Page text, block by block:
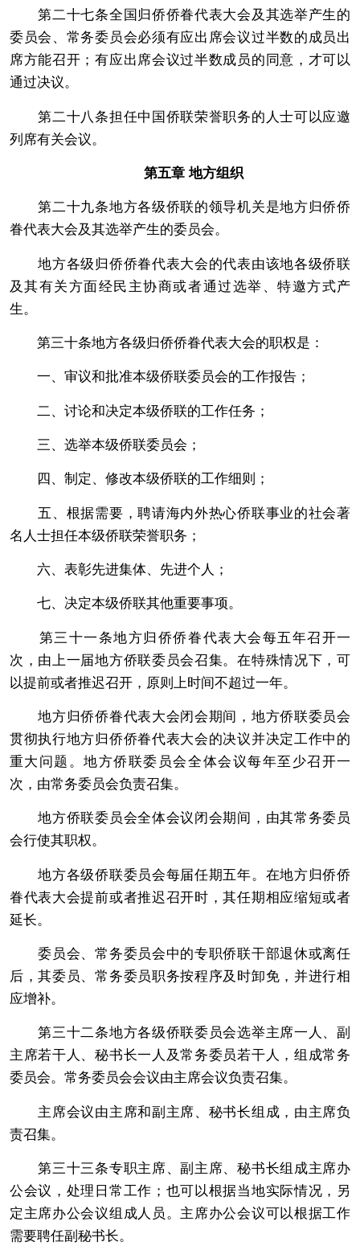
第二十七条全国归侨侨眷代表大会及其选举产生的
委员会、常务委员会必须有应出席会议过半数的成员出
席方能召开；有应出席会议过半数成员的同意，才可以
通过决议。
第二十八条担任中国侨联荣誉职务的人士可以应邀
列席有关会议。
第五章 地方组织
第二十九条地方各级侨联的领导机关是地方归侨侨
眷代表大会及其选举产生的委员会。
地方各级归侨侨眷代表大会的代表由该地各级侨联
及其有关方面经民主协商或者通过选举、特邀方式产
生。
第三十条地方各级归侨侨眷代表大会的职权是：
一、审议和批准本级侨联委员会的工作报告；
二、讨论和决定本级侨联的工作任务；
三、选举本级侨联委员会；
四、制定、修改本级侨联的工作细则；
五、根据需要，聘请海内外热心侨联事业的社会著
名人士担任本级侨联荣誉职务；
六、表彰先进集体、先进个人；
七、决定本级侨联其他重要事项。
第三十一条地方归侨侨眷代表大会每五年召开一
次，由上一届地方侨联委员会召集。在特殊情况下，可
以提前或者推迟召开，原则上时间不超过一年。
地方归侨侨眷代表大会闭会期间，地方侨联委员会
贯彻执行地方归侨侨眷代表大会的决议并决定工作中的
重大问题。地方侨联委员会全体会议每年至少召开一
次，由常务委员会负责召集。
地方侨联委员会全体会议闭会期间，由其常务委员
会行使其职权。
地方各级侨联委员会每届任期五年。在地方归侨侨
眷代表大会提前或者推迟召开时，其任期相应缩短或者
延长。
委员会、常务委员会中的专职侨联干部退休或离任
后，其委员、常务委员职务按程序及时卸免，并进行相
应增补。
第三十二条地方各级侨联委员会选举主席一人、副
主席若干人、秘书长一人及常务委员若干人，组成常务
委员会。常务委员会会议由主席会议负责召集。
主席会议由主席和副主席、秘书长组成，由主席负
责召集。
第三十三条专职主席、副主席、秘书长组成主席办
公会议，处理日常工作；也可以根据当地实际情况，另
定主席办公会议组成人员。主席办公会议可以根据工作
需要聘任副秘书长。